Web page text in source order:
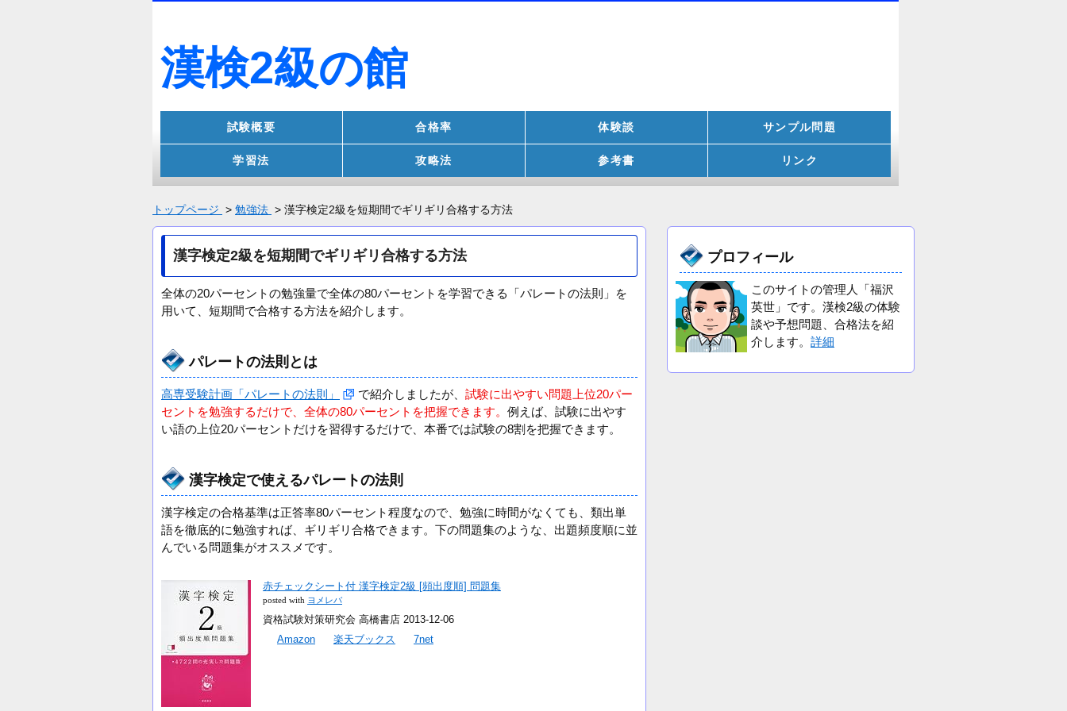
漢検2級の館
試験概要 合格率 体験談 サンプル問題
学習法 攻略法 参考書 リンク
トップページ > 勉強法 > 漢字検定2級を短期間でギリギリ合格する方法
漢字検定2級を短期間でギリギリ合格する方法
全体の20パーセントの勉強量で全体の80パーセントを学習できる「パレートの法則」を
用いて、短期間で合格する方法を紹介します。
パレートの法則とは
高専受験計画「パレートの法則」 で紹介しましたが、 試験に出やすい問題上位20パー
セントを勉強するだけで、全体の80パーセントを把握できます。 例えば、試験に出やす
い語の上位20パーセントだけを習得するだけで、本番では試験の8割を把握できます。
漢字検定で使えるパレートの法則
漢字検定の合格基準は正答率80パーセント程度なので、勉強に時間がなくても、類出単
語を徹底的に勉強すれば、ギリギリ合格できます。下の問題集のような、出題頻度順に並
んでいる問題集がオススメです。
赤チェックシート付 漢字検定2級 [頻出度順] 問題集
posted with ヨメレバ
資格試験対策研究会 高橋書店 2013-12-06
Amazon
楽天ブックス 7net
プロフィール
このサイトの管理人「福沢
英世」です。漢検2級の体験
談や予想問題、合格法を紹
介します。 詳細